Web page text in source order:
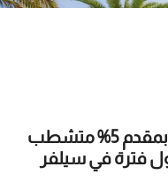
دوبكلس بتقسيمة فيلا للبيع بمقدم 5% متشطب
فترة في سيلفر